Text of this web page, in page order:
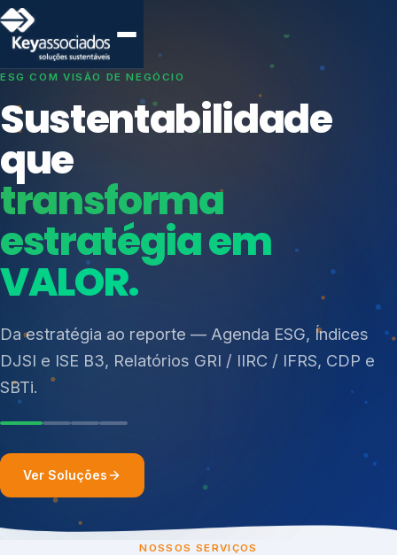
SISTEMAS DE GESTÃO OTIMIZADOS E INTEGRADOS
Conformidade que
protege seu
negócio.
Consultoria, auditoria e treinamentos em ISO 27001,
ISO 27701, ISO 42001, ISO 37001, ISO 9001, ISO
14001, ISO 45001, ONA e PNQ — Gestão de
resíduos sólidos (PGRS/PMGRS).
Índices de Mercado
Mudanças Climáticas
Reputação e Cadeia
Reporte Regulatório
Ver Soluções
NOSSOS SERVIÇOS